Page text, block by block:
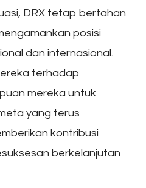
DRX tetap bertahan
posisi
dan internasional.
terhadap
mereka untuk
yang terus
kontribusi
berkelanjutan